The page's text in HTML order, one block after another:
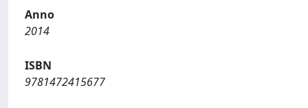
Anno
2014
ISBN
9781472415677